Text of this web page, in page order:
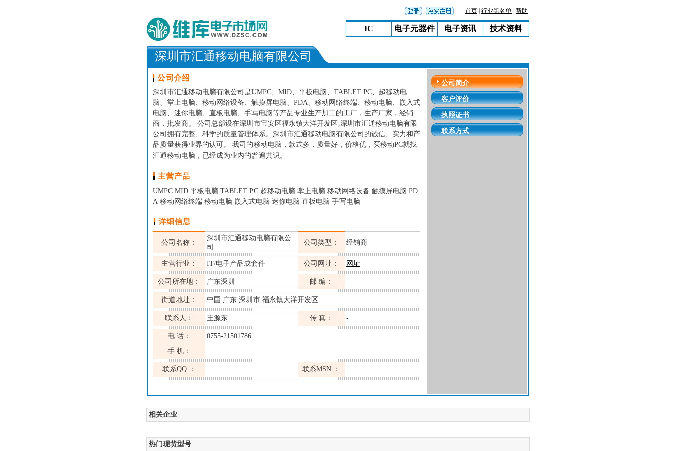
首页 行业黑名单 帮助
IC 电子元器件 电子资讯 技术资料
深圳市汇通移动电脑有限公司
深圳市汇通移动电脑有限公司是UMPC、MID、平板电脑、TABLET PC、超移动电
脑、掌上电脑、移动网络设备、触摸屏电脑、PDA、移动网络终端、移动电脑、嵌入式
电脑、迷你电脑、直板电脑、手写电脑等产品专业生产加工的工厂，生产厂家，经销
商，批发商。 公司总部设在深圳市宝安区福永镇大洋开发区,深圳市汇通移动电脑有限
公司拥有完整、科学的质量管理体系。深圳市汇通移动电脑有限公司的诚信、实力和产
品质量获得业界的认可。 我司的移动电脑，款式多，质量好，价格优，买移动PC就找
汇通移动电脑，已经成为业内的普遍共识。
UMPC MID 平板电脑 TABLET PC 超移动电脑 掌上电脑 移动网络设备 触摸屏电脑 PD
A 移动网络终端 移动电脑 嵌入式电脑 迷你电脑 直板电脑 手写电脑
公司名称：
深圳市汇通移动电脑有限公
司
公司类型： 经销商
主营行业： IT/电子产品成套件 公司网址： 网址
公司所在地： 广东深圳 邮 编：
街道地址： 中国 广东 深圳市 福永镇大洋开发区
联系人： 王源东 传 真： -
电 话：
0755-21501786
手 机：
联系QQ ： 联系MSN ：
公司简介
客户评价
执照证书
联系方式
相关企业
热门现货型号